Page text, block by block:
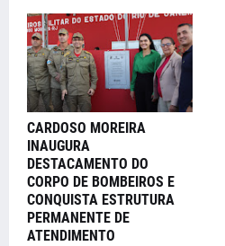
CARDOSO MOREIRA
INAUGURA
DESTACAMENTO DO
CORPO DE BOMBEIROS E
CONQUISTA ESTRUTURA
PERMANENTE DE
ATENDIMENTO